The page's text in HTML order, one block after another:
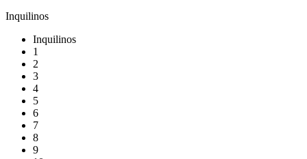
Inquilinos
Inquilinos
1
2
3
4
5
6
7
8
9